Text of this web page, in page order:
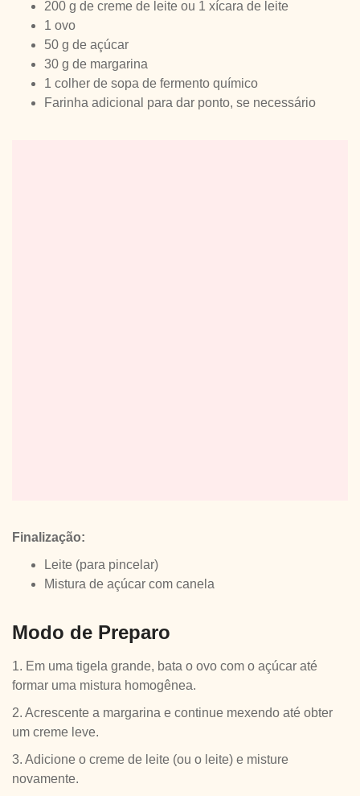
200 g de creme de leite ou 1 xícara de leite
1 ovo
50 g de açúcar
30 g de margarina
1 colher de sopa de fermento químico
Farinha adicional para dar ponto, se necessário
Finalização:
Leite (para pincelar)
Mistura de açúcar com canela
Modo de Preparo
1. Em uma tigela grande, bata o ovo com o açúcar até
formar uma mistura homogênea.
2. Acrescente a margarina e continue mexendo até obter
um creme leve.
3. Adicione o creme de leite (ou o leite) e misture
novamente.